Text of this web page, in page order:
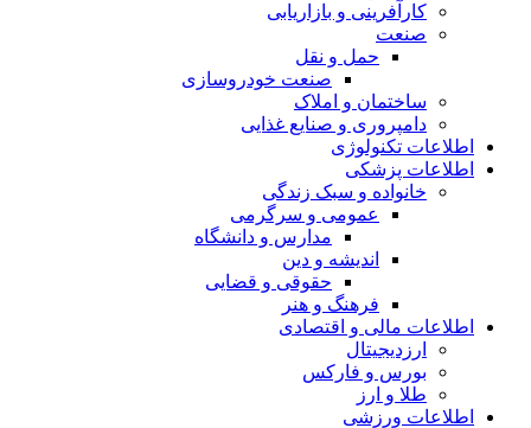
کارآفرینی و بازاریابی
صنعت
حمل و نقل
صنعت خودروسازی
ساختمان و املاک
دامپروری و صنایع غذایی
اطلاعات تکنولوژی
اطلاعات پزشکی
خانواده و سبک زندگی
عمومی و سرگرمی
مدارس و دانشگاه
اندیشه و دین
حقوقی و قضایی
فرهنگ و هنر
اطلاعات مالی و اقتصادی
ارزدیجیتال
بورس و فارکس
طلا و ارز
اطلاعات ورزشی